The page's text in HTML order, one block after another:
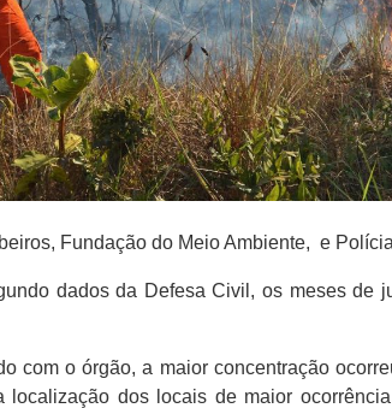
Fundação do Meio Ambiente, e
dados da Defesa Civil, os meses
com o órgão, a maior concentração
localização dos locais de maior